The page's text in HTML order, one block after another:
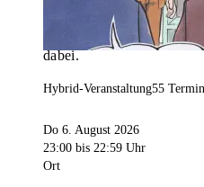
Veranstaltungskalender
umfangreichste der
dabei.
Hybrid-Veranstaltung55
Do 6. August 2026
23:00 bis 22:59 Uhr
Ort